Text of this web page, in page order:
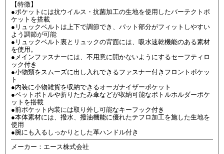
【特徴】
●ポケットには抗ウイルス・抗菌加工の生地を使用したバーテクトポ
ケットを搭載
●リュックベルトは上下で調節でき、パット部分がフィットしやすい
よう調節が可能
●リュックベルト裏とリュックの背面には、吸水速乾機能のある素材
を使用。
●メインファスナーには、不用意に開かないようにするセーフティロ
ック付き
●小物類をスムーズに出し入れできるファスナー付きフロントポケッ
ト
●内装に小物雑貨を収納できるオーガナイザーポケット
●ペットボトルや折りたたみ傘などが収納可能なボトルホルダーポケ
ットを搭載
●前ポケット内装には取り外し可能なキーフック付き
●本体素材には、撥水、撥油機能に優れたテフロ加工を施した生地を
使用
●腕にも入るしっかりとした革ハンドル付き
メーカー：エース株式会社